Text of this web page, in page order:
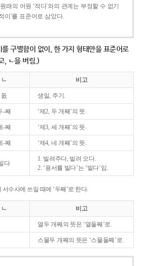
래의 어원 ‘적다’와의 관계는 부정할 수 없기
이’를 표준어로 삼았다.
구별함이 없이, 한 가지 형태만을 표준어로
, ㄴ을 버림.)
ㄴ 비고
돐 생일, 주기.
-째 ‘제2, 두 개째’의 뜻.
-째 ‘제3, 세 개째’의 뜻.
-째 ‘제4, 네 개째’의 뜻.
다
1. 빌려주다, 빌려 오다.
2. ‘용서를 빌다’는 ‘빌다’임.
서수사에 쓰일 때에 ‘두째’로 한다.
ㄴ 비고
열두 개째의 뜻은 ‘열둘째’로.
스물두 개째의 뜻은 ‘스물둘째’로.